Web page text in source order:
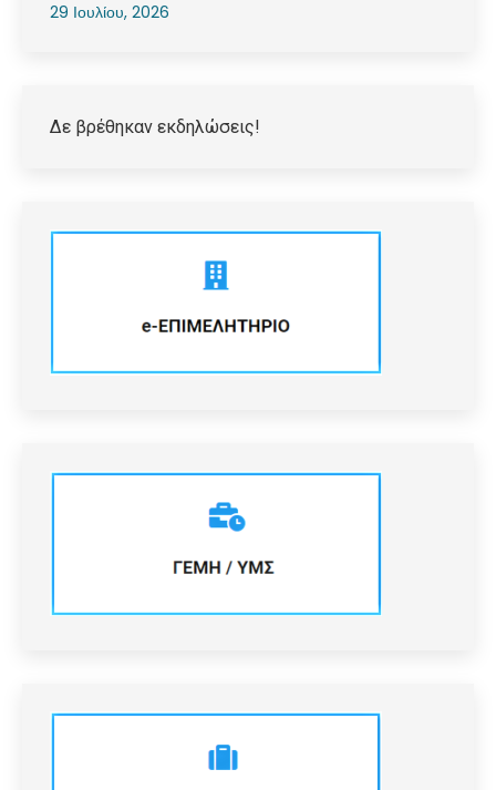
29 Ιουλίου, 2026
Δε βρέθηκαν εκδηλώσεις!